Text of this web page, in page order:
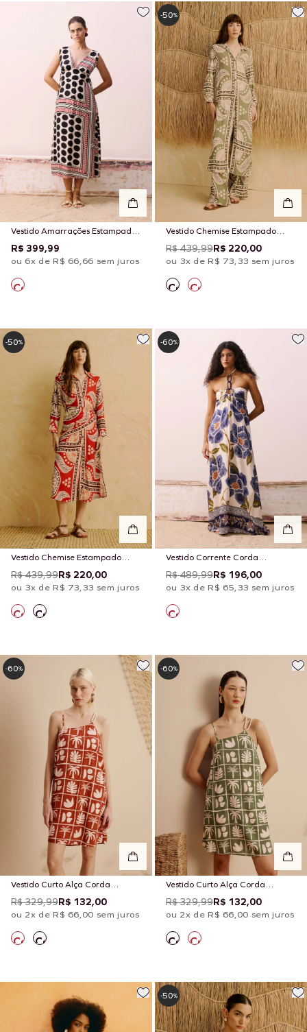
Vestido Amarrações Estampado
Açaí
R$ 399,99
ou 6x de R$ 66,66 sem juros
Vestido Chemise Estampado
Incaica
R$ 439,99R$ 220,00
ou 3x de R$ 73,33 sem juros
-50%
Vestido Chemise Estampado
Incaica
R$ 439,99R$ 220,00
ou 3x de R$ 73,33 sem juros
-50%
Vestido Corrente Corda
Estampado Papoula
R$ 489,99R$ 196,00
ou 3x de R$ 65,33 sem juros
-60%
Vestido Curto Alça Corda
Estampado Ybyra
R$ 329,99R$ 132,00
ou 2x de R$ 66,00 sem juros
-60%
Vestido Curto Alça Corda
Estampado Ybyra
R$ 329,99R$ 132,00
ou 2x de R$ 66,00 sem juros
-60%
-50%